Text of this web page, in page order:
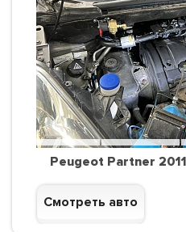
Peugeot Partner
Смотреть авто